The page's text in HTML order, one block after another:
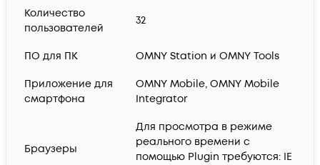
Количество
пользователей
32
ПО для ПК OMNY Station и OMNY Tools
Приложение для
смартфона
OMNY Mobile, OMNY Mobile
Integrator
Браузеры
Для просмотра в режиме
реального времени с
помощью Plugin требуются: IE